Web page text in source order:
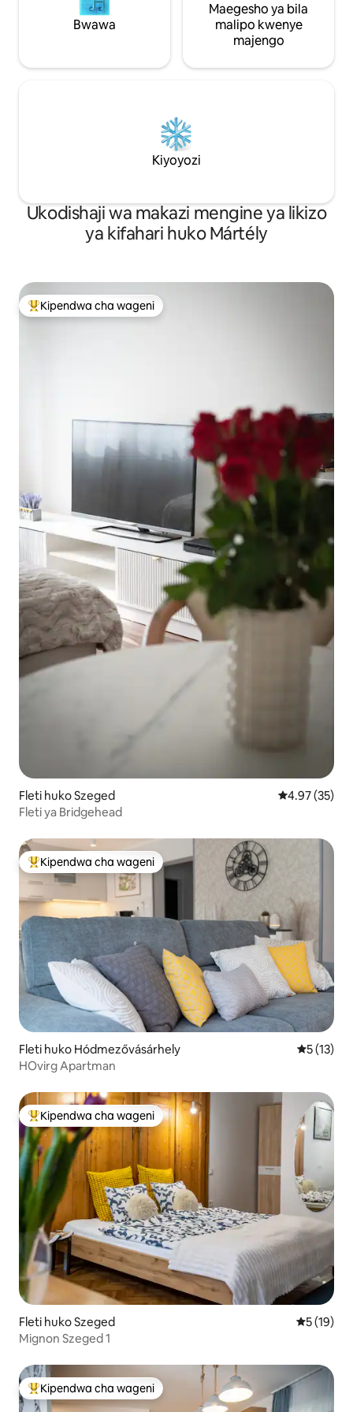
Bwawa
Maegesho ya bila
malipo kwenye
majengo
Kiyoyozi
Ukodishaji wa makazi mengine ya likizo
ya kifahari huko Mártély
Kipendwa maarufu cha wageni
Kipendwa cha wageni
Fleti huko Szeged Ukadiriaji wa
4.97 (35)
Fleti ya Bridgehead
Kipendwa maarufu cha wageni
Kipendwa cha wageni
Fleti huko Hódmezővásárhely Ukadiriaji
5 (13)
HOvirg Apartman
Kipendwa maarufu cha wageni
Kipendwa cha wageni
Fleti huko Szeged Ukadiriaji
5 (19)
Mignon Szeged 1
Kipendwa maarufu cha wageni
Kipendwa cha wageni